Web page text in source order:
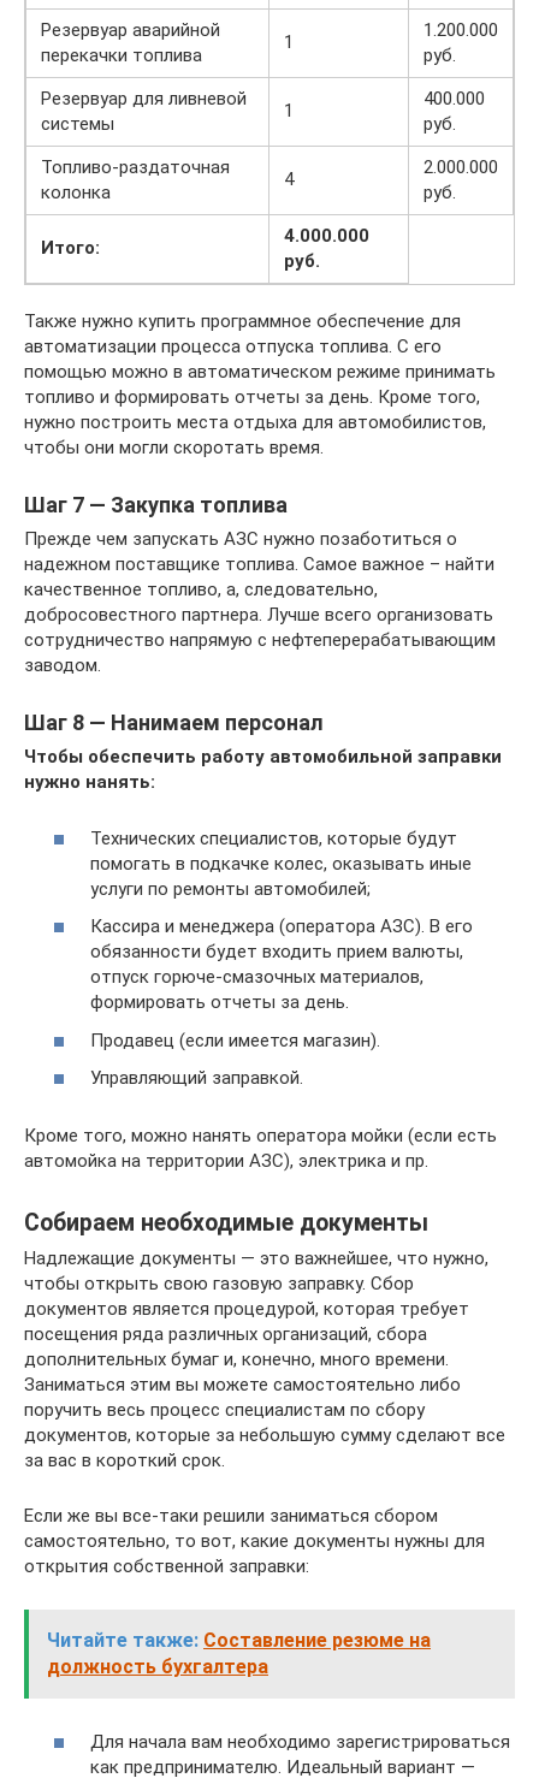
Резервуар аварийной
перекачки топлива
1
1.200.000
руб.
Резервуар для ливневой
системы
1
400.000
руб.
Топливо-раздаточная
колонка
4
2.000.000
руб.
Итого:
4.000.000
руб.
Также нужно купить программное обеспечение для
автоматизации процесса отпуска топлива. С его
помощью можно в автоматическом режиме принимать
топливо и формировать отчеты за день. Кроме того,
нужно построить места отдыха для автомобилистов,
чтобы они могли скоротать время.
Шаг 7 — Закупка топлива
Прежде чем запускать АЗС нужно позаботиться о
надежном поставщике топлива. Самое важное – найти
качественное топливо, а, следовательно,
добросовестного партнера. Лучше всего организовать
сотрудничество напрямую с нефтеперерабатывающим
заводом.
Шаг 8 — Нанимаем персонал
Чтобы обеспечить работу автомобильной заправки
нужно нанять:
Технических специалистов, которые будут
помогать в подкачке колес, оказывать иные
услуги по ремонты автомобилей;
Кассира и менеджера (оператора АЗС). В его
обязанности будет входить прием валюты,
отпуск горюче-смазочных материалов,
формировать отчеты за день.
Продавец (если имеется магазин).
Управляющий заправкой.
Кроме того, можно нанять оператора мойки (если есть
автомойка на территории АЗС), электрика и пр.
Собираем необходимые документы
Надлежащие документы — это важнейшее, что нужно,
чтобы открыть свою газовую заправку. Сбор
документов является процедурой, которая требует
посещения ряда различных организаций, сбора
дополнительных бумаг и, конечно, много времени.
Заниматься этим вы можете самостоятельно либо
поручить весь процесс специалистам по сбору
документов, которые за небольшую сумму сделают все
за вас в короткий срок.
Если же вы все-таки решили заниматься сбором
самостоятельно, то вот, какие документы нужны для
открытия собственной заправки:
Читайте также: Составление резюме на
должность бухгалтера
Для начала вам необходимо зарегистрироваться
как предпринимателю. Идеальный вариант —